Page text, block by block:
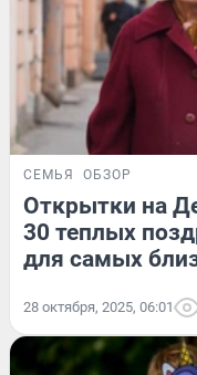
СЕМЬЯ ОБЗОР
Открытки на
30 теплых
для самых
28 октября, 2025, 06:01